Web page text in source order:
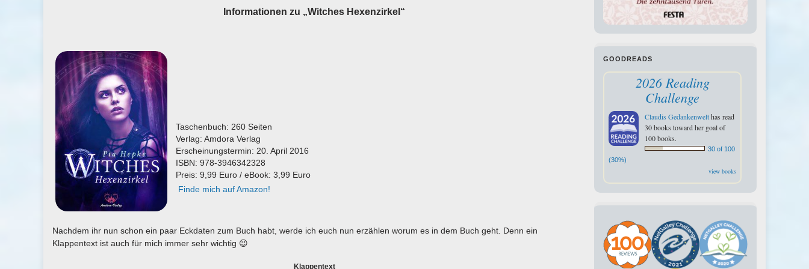
Informationen zu „Witches Hexenzirkel“
Taschenbuch: 260 Seiten
Verlag: Amdora Verlag
Erscheinungstermin: 20. April 2016
ISBN: 978-3946342328
Preis: 9,99 Euro / eBook: 3,99 Euro
Finde mich auf Amazon!
Nachdem ihr nun schon ein paar Eckdaten zum Buch habt, werde ich euch nun erzählen worum es in dem Buch geht. Denn ein
Klappentext ist auch für mich immer sehr wichtig 😉
Klappentext
GOODREADS
2026 Reading
Challenge
Claudis Gedankenwelthas read
30 books toward her goal of
100 books.
30 of 100
(30%)
view books